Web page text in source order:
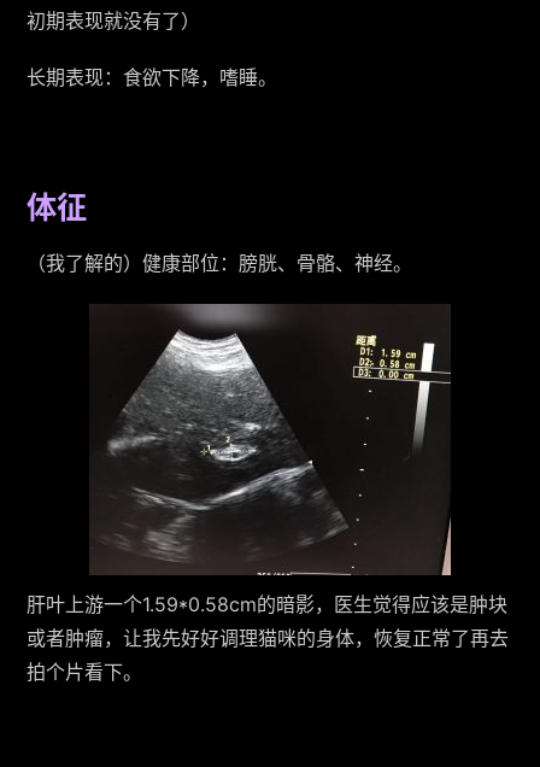
初期表现就没有了）
长期表现：食欲下降，嗜睡。
体征
（我了解的）健康部位：膀胱、骨骼、神经。
肝叶上游一个1.59*0.58cm的暗影，医生觉得应该是肿块
或者肿瘤，让我先好好调理猫咪的身体，恢复正常了再去
拍个片看下。